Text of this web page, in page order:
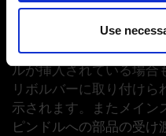
Imprint|Data protection
Use
す。機械タイプに関係
すべてのコンポーネント
に取り込まれます。た
ルが挿入されている場合
リボルバーに取り付け
示されます。またメイン
ピンドルへの部品の受け